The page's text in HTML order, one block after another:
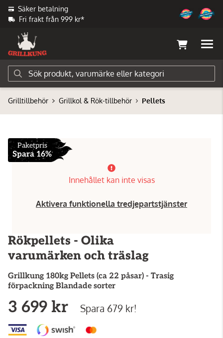
Säker betalning
Fri frakt från 999 kr*
Grilltillbehör Grillkol & Rök-tillbehör Pellets
Paketpris
Spara 16%
Innehållet kan inte visas
Aktivera funktionella tredjepartstjänster
Rökpellets - Olika
varumärken och träslag
Grillkung 180kg Pellets (ca 22 påsar) - Trasig
förpackning Blandade sorter
3 699 kr Spara 679 kr!